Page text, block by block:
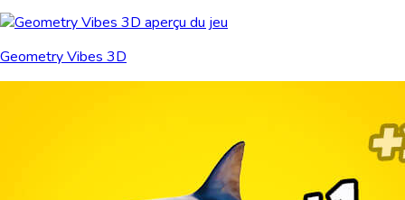
Geometry Vibes 3D